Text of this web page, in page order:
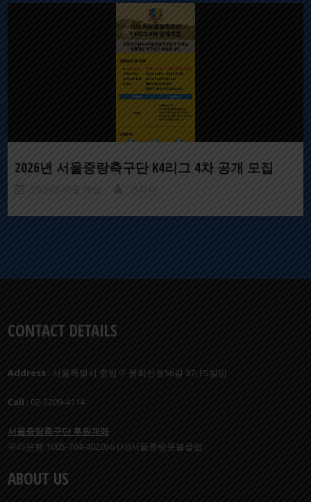
2026년 서울중랑축구단 K4리그 4차 공개 모집
2026년 01월 08일 관리자
CONTACT DETAILS
Address : 서울특별시 중랑구 봉화산로56길 37, FS빌딩
Call : 02-2209-4114
서울중랑축구단 후원계좌
우리은행 1005-704-402056 (사)서울중랑풋볼클럽
ABOUT US